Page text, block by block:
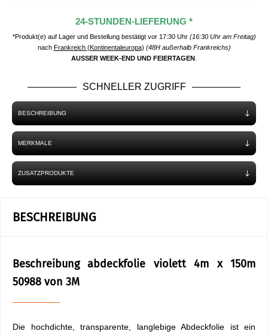
24-STUNDEN-LIEFERUNG *
*Produkt(e) auf Lager und Bestellung bestätigt vor 17:30 Uhr (16:30 Uhr am Freitag)
nach Frankreich (Kontinentaleuropa) (48H außerhalb Frankreichs)
AUSSER WEEK-END UND FEIERTAGEN
SCHNELLER ZUGRIFF
BESCHREIBUNG
MERKMALE
ZUSATZPRODUKTE
BESCHREIBUNG
Beschreibung abdeckfolie violett 4m x 150m
50988 von 3M
Die hochdichte, transparente, langlebige Abdeckfolie ist ein